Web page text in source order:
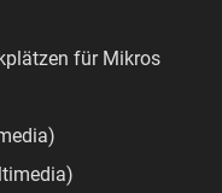
für Mikros